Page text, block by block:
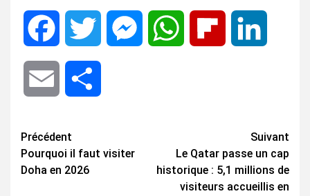
Facebook Twitter MessengerWhatsApp Flipboard
Email
Navigation
d’article
Précédent
Pourquoi il faut visiter
Doha en 2026
Suivant
Le Qatar passe un cap
historique : 5,1 millions de
visiteurs accueillis en